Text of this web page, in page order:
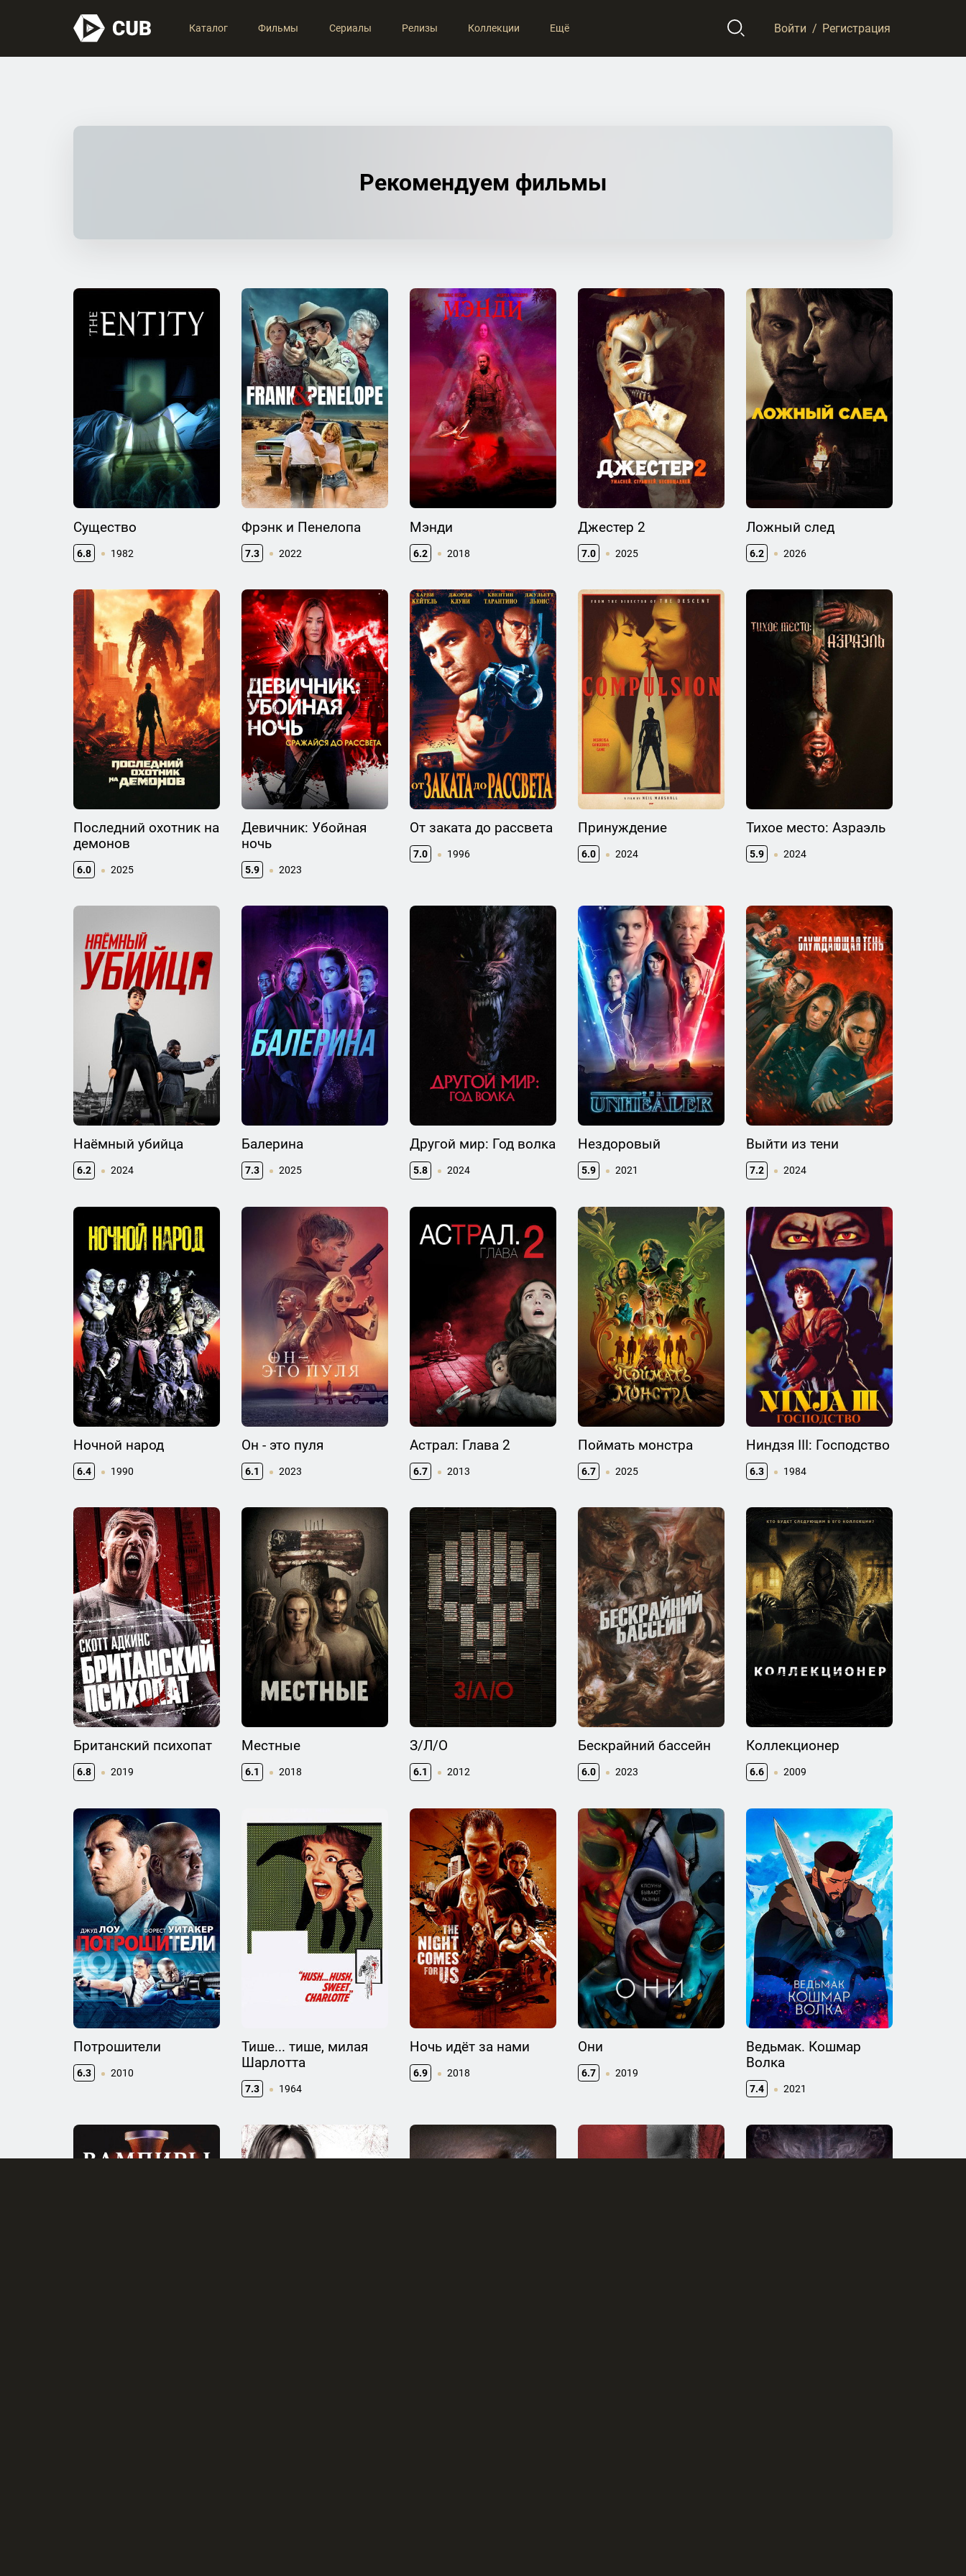
Каталог Фильмы Сериалы Релизы Коллекции Ещё Войти / Регистрация
Рекомендуем фильмы
Существо
6.8 1982
Фрэнк и Пенелопа
7.3 2022
Мэнди
6.2 2018
Джестер 2
7.0 2025
Ложный след
6.2 2026
Последний охотник на
демонов
6.0 2025
Девичник: Убойная
ночь
5.9 2023
От заката до рассвета
7.0 1996
Принуждение
6.0 2024
Тихое место: Азраэль
5.9 2024
Наёмный убийца
6.2 2024
Балерина
7.3 2025
Другой мир: Год волка
5.8 2024
Нездоровый
5.9 2021
Выйти из тени
7.2 2024
Ночной народ
6.4 1990
Он - это пуля
6.1 2023
Астрал: Глава 2
6.7 2013
Поймать монстра
6.7 2025
Ниндзя III: Господство
6.3 1984
Британский психопат
6.8 2019
Местные
6.1 2018
З/Л/О
6.1 2012
Бескрайний бассейн
6.0 2023
Коллекционер
6.6 2009
Потрошители
6.3 2010
Тише... тише, милая
Шарлотта
7.3 1964
Ночь идёт за нами
6.9 2018
Они
6.7 2019
Ведьмак. Кошмар
Волка
7.4 2021